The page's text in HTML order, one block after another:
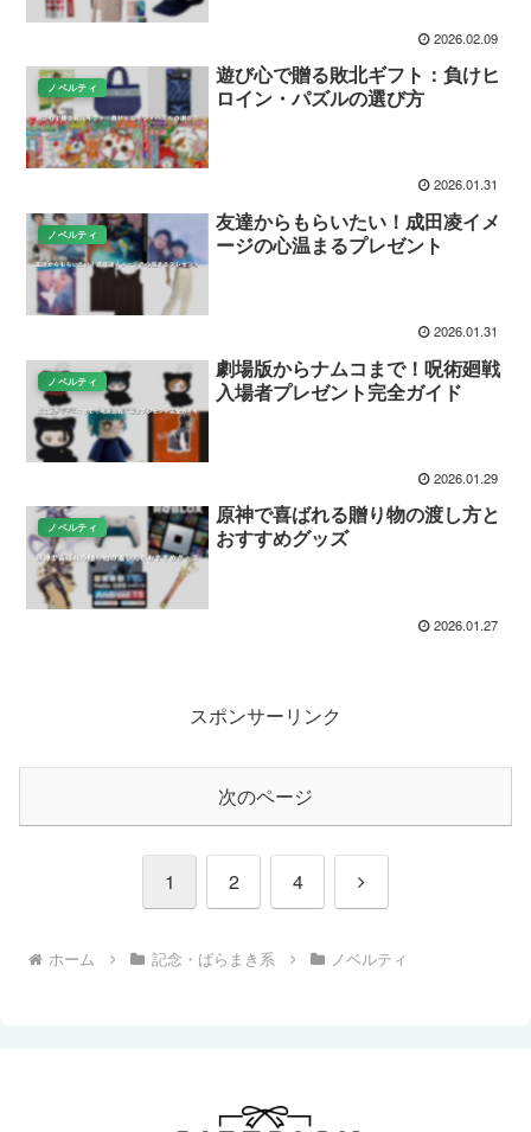
2026.02.09
ノベルティ
遊び心で贈る敗北ギフト：負けヒ
ロイン・パズルの選び方
2026.01.31
ノベルティ
友達からもらいたい！成田凌イメ
ージの心温まるプレゼント
2026.01.31
ノベルティ
劇場版からナムコまで！呪術廻戦
入場者プレゼント完全ガイド
2026.01.29
ノベルティ
原神で喜ばれる贈り物の渡し方と
おすすめグッズ
2026.01.27
スポンサーリンク
次のページ
1 2 4
次
ホーム 記念・ばらまき系 ノベルティ